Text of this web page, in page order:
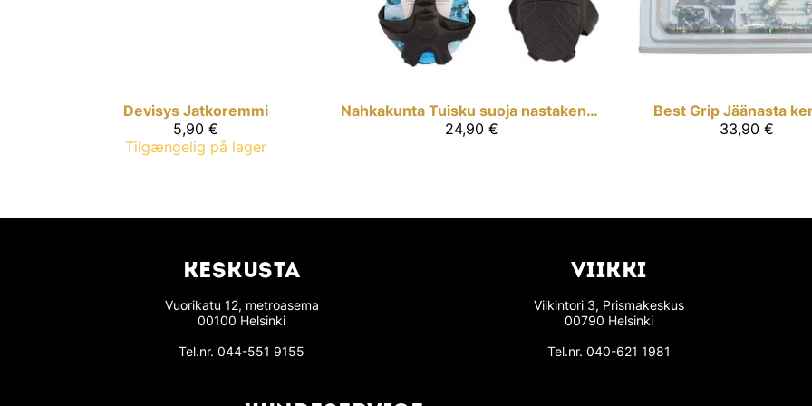
Devisys Jatkoremmi
5,90 €
Tilgængelig på lager
Nahkakunta
Tuisku suoja nastakengille
24,90 €
Best Grip Jäänasta
33,90 €
KESKUSTA
Vuorikatu 12, metroasema
00100 Helsinki
Tel.nr.044-551 9155
VIIKKI
Viikintori 3, Prismakeskus
00790 Helsinki
Tel.nr. 040-621 1981